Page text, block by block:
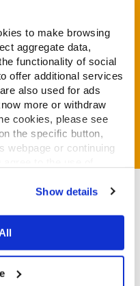
to make browsing
aggregate data,
functionality of social
offer additional services
also used for ads
more or withdraw
cookies, please see
the specific button,
webpage or continuing
Show details
dati e dichiaro di aver
liés